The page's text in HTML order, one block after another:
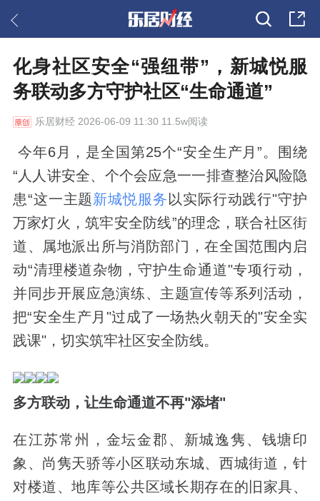
化身社区安全“强纽带”，新城悦服
务联动多方守护社区“生命通道”
乐居财经2026-06-09 11:30 11.5w阅读
今年6月，是全国第25个“安全生产月”。围绕
“人人讲安全、个个会应急一一排查整治风险隐
患“这一主题新城悦服务 以实际行动践行"守护
万家灯火，筑牢安全防线”的理念，联合社区街
道、属地派出所与消防部门，在全国范围内启
动“清理楼道杂物，守护生命通道"专项行动，
并同步开展应急演练、主题宣传等系列活动，
把“安全生产月"过成了一场热火朝天的"安全实
践课"，切实筑牢社区安全防线。
多方联动，让生命通道不再"添堵"
在江苏常州，金坛金郡、新城逸隽、钱塘印
象、尚隽天骄等小区联动东城、西城街道，针
对楼道、地库等公共区域长期存在的旧家具、